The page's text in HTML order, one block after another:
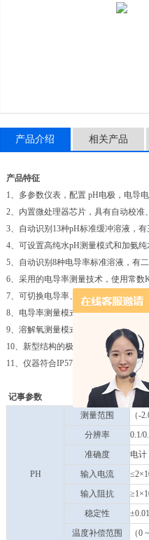
产品介绍 相关产品
产品特征
1、多参数仪表，配置 pH电极，电导
2、内置微处理器芯片，具有自动校
3、自动识别13种pH标准缓冲溶液，
4、可设置高纯水pH测量模式和加氨
5、自动识别8种电导率标准溶液，有
6、采用的电导率测量技术，使用常数
7、可切换电导率、TDS、盐度和电阻
8、电导率测量模式有高纯水非线性温
9、溶解氧测量模式具有自动温度补
10、新型结构的极谱式溶氧电极可同
11、仪器符合IP57防水等级，配置校正
记事参数
PH
测量范围
（-
分辨率
0.1/
准确度
电计
输入电流
输入阻抗
稳定性
温度补偿范围
（0